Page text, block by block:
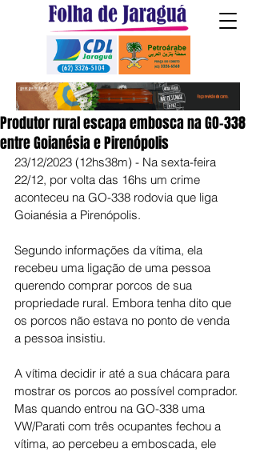
Produtor rural escapa embosca na GO-338
entre Goianésia e Pirenópolis
23/12/2023 (12hs38m) - Na sexta-feira
22/12, por volta das 16hs um crime
aconteceu na GO-338 rodovia que liga
Goianésia a Pirenópolis.
Segundo informações da vítima, ela
recebeu uma ligação de uma pessoa
querendo comprar porcos de sua
propriedade rural. Embora tenha dito que
os porcos não estava no ponto de venda
a pessoa insistiu.
A vítima decidir ir até a sua chácara para
mostrar os porcos ao possível comprador.
Mas quando entrou na GO-338 uma
VW/Parati com três ocupantes fechou a
vítima, ao percebeu a emboscada, ele